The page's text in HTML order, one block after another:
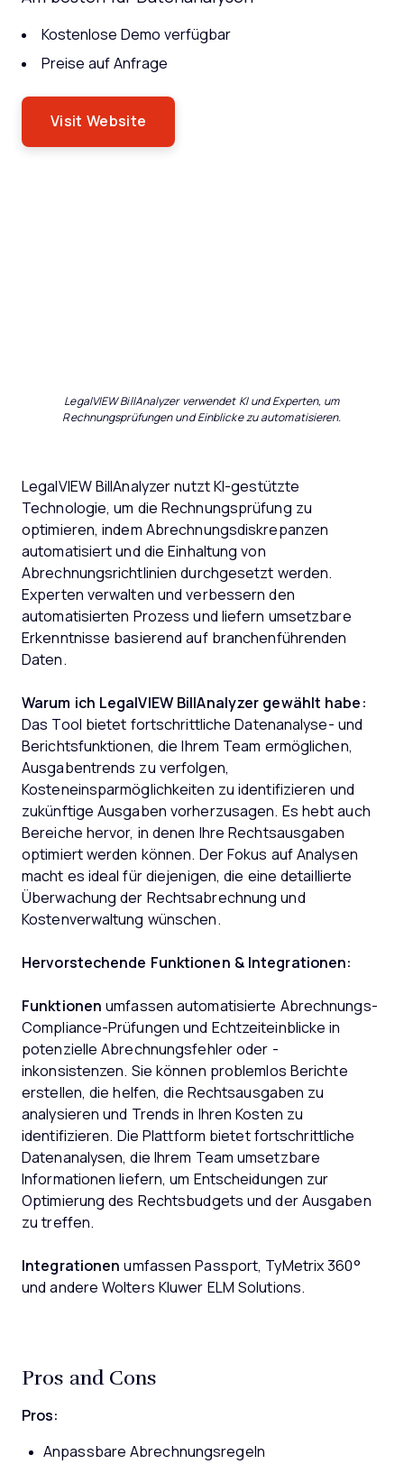
Kostenlose Demo verfügbar
Preise auf Anfrage
Visit Website
LegalVIEW BillAnalyzer verwendet KI und Experten, um
Rechnungsprüfungen und Einblicke zu automatisieren.
LegalVIEW BillAnalyzer nutzt KI-gestützte
Technologie, um die Rechnungsprüfung zu
optimieren, indem Abrechnungsdiskrepanzen
automatisiert und die Einhaltung von
Abrechnungsrichtlinien durchgesetzt werden.
Experten verwalten und verbessern den
automatisierten Prozess und liefern umsetzbare
Erkenntnisse basierend auf branchenführenden
Daten.
Warum ich LegalVIEW BillAnalyzer gewählt habe:
Das Tool bietet fortschrittliche Datenanalyse- und
Berichtsfunktionen, die Ihrem Team ermöglichen,
Ausgabentrends zu verfolgen,
Kosteneinsparmöglichkeiten zu identifizieren und
zukünftige Ausgaben vorherzusagen. Es hebt auch
Bereiche hervor, in denen Ihre Rechtsausgaben
optimiert werden können. Der Fokus auf Analysen
macht es ideal für diejenigen, die eine detaillierte
Überwachung der Rechtsabrechnung und
Kostenverwaltung wünschen.
Hervorstechende Funktionen & Integrationen:
Funktionenumfassen automatisierte Abrechnungs-
Compliance-Prüfungen und Echtzeiteinblicke in
potenzielle Abrechnungsfehler oder -
inkonsistenzen. Sie können problemlos Berichte
erstellen, die helfen, die Rechtsausgaben zu
analysieren und Trends in Ihren Kosten zu
identifizieren. Die Plattform bietet fortschrittliche
Datenanalysen, die Ihrem Team umsetzbare
Informationen liefern, um Entscheidungen zur
Optimierung des Rechtsbudgets und der Ausgaben
zu treffen.
Integrationenumfassen Passport, TyMetrix 360°
und andere Wolters Kluwer ELM Solutions.
Pros and Cons
Pros:
Anpassbare Abrechnungsregeln